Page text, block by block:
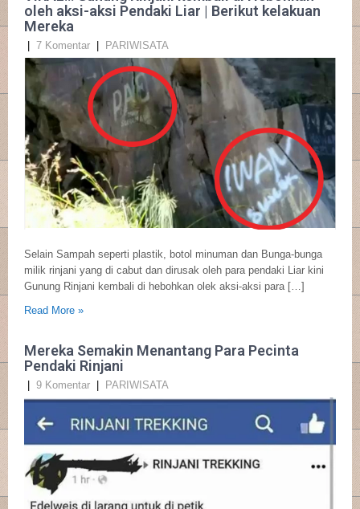
oleh aksi-aksi Pendaki Liar | Berikut kelakuan
Mereka
7 Komentar PARIWISATA
Selain Sampah seperti plastik, botol minuman dan Bunga-bunga
milik rinjani yang di cabut dan dirusak oleh para pendaki Liar kini
Gunung Rinjani kembali di hebohkan olek aksi-aksi para […]
Read More »
Mereka Semakin Menantang Para Pecinta
Pendaki Rinjani
| 9 Komentar | PARIWISATA